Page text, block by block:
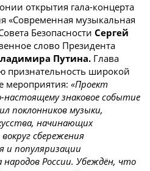
открытия гала-концерта
«Современная музыкальная
Безопасности Сергей
слово Президента
Путина. Глава
признательность широкой
мероприятия: «Проект
настоящему знаковое событие
поклонников музыки,
начинающих
сбережения
и популяризации
России. Убеждён, что